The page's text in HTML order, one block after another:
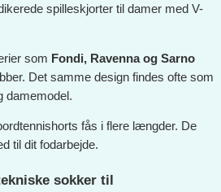
spilleskjorter til damer med V-
som Fondi, Ravenna og Sarno
Det samme design findes ofte som
damemodel.
fås i flere længder. De
til dit fodarbejde.
sokker til